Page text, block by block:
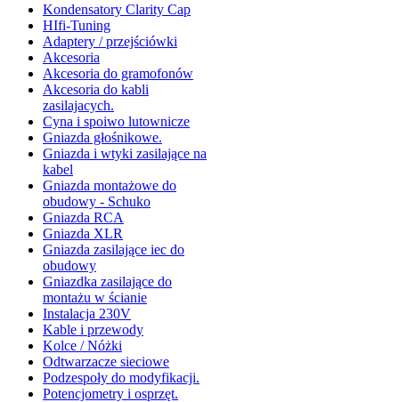
Kondensatory Clarity Cap
HIfi-Tuning
Adaptery / przejściówki
Akcesoria
Akcesoria do gramofonów
Akcesoria do kabli
zasilajacych.
Cyna i spoiwo lutownicze
Gniazda głośnikowe.
Gniazda i wtyki zasilające na
kabel
Gniazda montażowe do
obudowy - Schuko
Gniazda RCA
Gniazda XLR
Gniazda zasilające iec do
obudowy
Gniazdka zasilające do
montażu w ścianie
Instalacja 230V
Kable i przewody
Kolce / Nóżki
Odtwarzacze sieciowe
Podzespoły do modyfikacji.
Potencjometry i osprzęt.